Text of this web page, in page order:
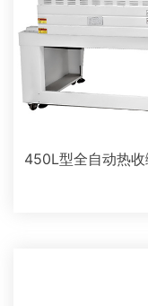
450L型全自动热